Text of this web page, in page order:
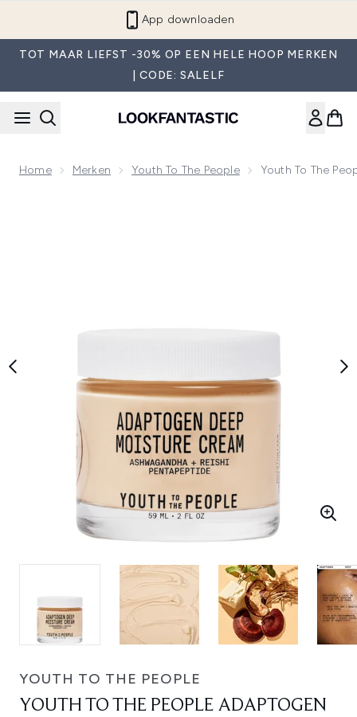
App downloaden
TOT MAAR LIEFST -30% OP EEN HELE HOOP MERKEN
| CODE: SALELF
Home Merken Youth To The People Youth To The
YOUTH TO THE PEOPLE
YOUTH TO THE PEOPLE ADAPTOGEN